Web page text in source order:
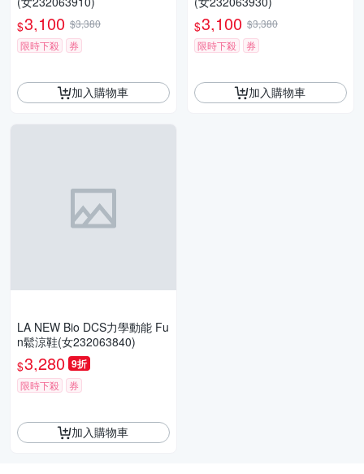
$3,100 $3,380
限時下殺
券
加入購物車
$3,100 $3,380
限時下殺
券
加入購物車
LA NEW Bio DCS力學動能 Fu
n鬆涼鞋(女232063840)
$3,280 9折
限時下殺 券
加入購物車